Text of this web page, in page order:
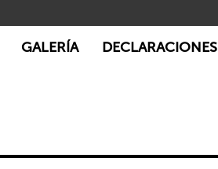
GALERÍA DECLARACIONES